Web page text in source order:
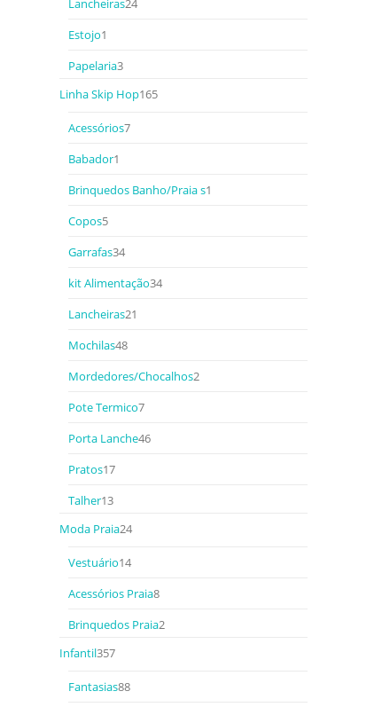
Lancheiras24
Estojo1
Papelaria3
Linha Skip Hop165
Acessórios7
Babador1
Brinquedos Banho/Praia s1
Copos5
Garrafas34
kit Alimentação34
Lancheiras21
Mochilas48
Mordedores/Chocalhos2
Pote Termico7
Porta Lanche46
Pratos17
Talher13
Moda Praia24
Vestuário14
Acessórios Praia8
Brinquedos Praia2
Infantil357
Fantasias88